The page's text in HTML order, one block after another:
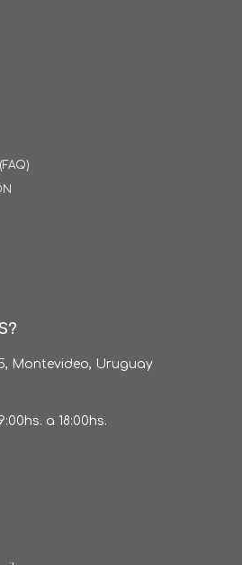
Montevideo, Uruguay
a 18:00hs.